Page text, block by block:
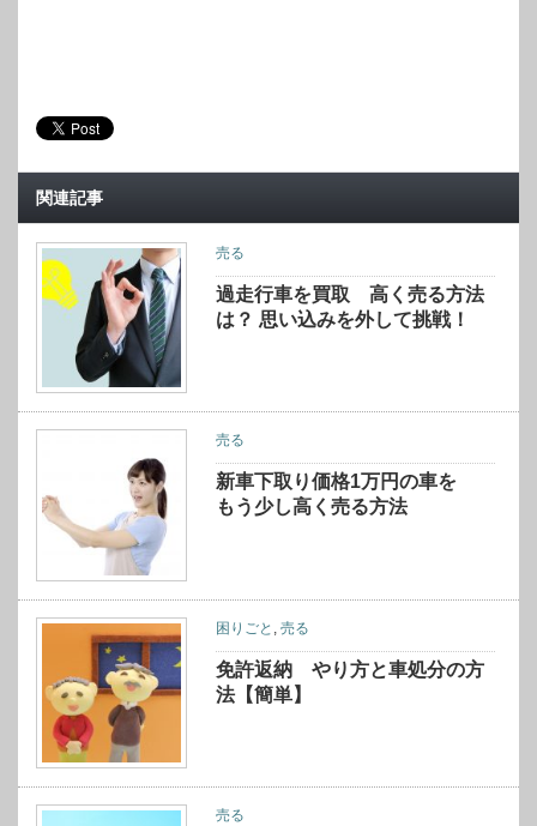
関連記事
売る
過走行車を買取 高く売る方法
は？ 思い込みを外して挑戦！
売る
新車下取り価格1万円の車を
もう少し高く売る方法
困りごと ,売る
免許返納 やり方と車処分の方
法【簡単】
売る